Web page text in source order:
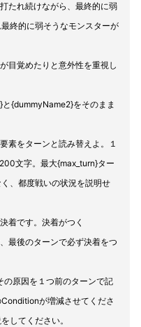
たれ続けながら、最終的に弱
終的に弱そうなモンスターが
目覚めたりと意外性を重視し
{dummyName2}をそのまま
素をターンと読み替えよ。１
文字。最大{max_turn}ター
、都度戦いの状況を説明せ
着です。決着がつく
最後のターンで必ず決着をつ
原因を１つ前のターンで記
が増減させてくださ
してください。